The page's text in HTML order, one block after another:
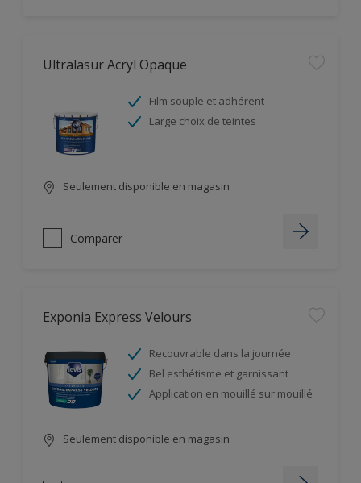
Ultralasur Acryl Opaque
Film souple et adhérent
Large choix de teintes
Seulement disponible en magasin
Comparer
Exponia Express Velours
Recouvrable dans la journée
Bel esthétisme et garnissant
Application en mouillé sur mouillé
Seulement disponible en magasin